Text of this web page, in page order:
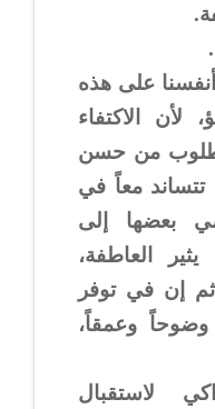
على هذه
لأن الاكتفاء
من حسن
تتساند معاً في
بعضها إلى
يثير العاطفة،
ثم إن في توفر
وضوحاً وعمقاً،
لاستقبال